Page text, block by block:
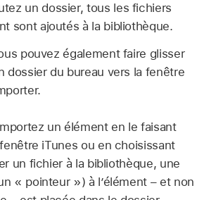
un dossier, tous les fichiers
sont ajoutés à la bibliothèque.
pouvez également faire glisser
dossier du bureau vers la fenêtre
un élément en le faisant
iTunes ou en choisissant
un fichier à la bibliothèque, une
« pointeur ») à l’élément – et non